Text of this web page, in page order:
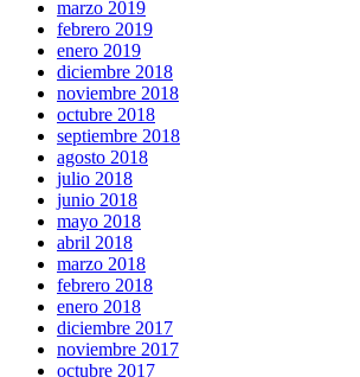
marzo 2019
febrero 2019
enero 2019
diciembre 2018
noviembre 2018
octubre 2018
septiembre 2018
agosto 2018
julio 2018
junio 2018
mayo 2018
abril 2018
marzo 2018
febrero 2018
enero 2018
diciembre 2017
noviembre 2017
octubre 2017